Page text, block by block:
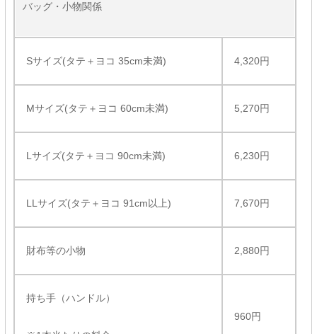
バッグ・小物関係
Sサイズ(タテ＋ヨコ 35cm未満) 4,320円
Mサイズ(タテ＋ヨコ 60cm未満) 5,270円
Lサイズ(タテ＋ヨコ 90cm未満) 6,230円
LLサイズ(タテ＋ヨコ 91cm以上) 7,670円
財布等の小物 2,880円
持ち手（ハンドル）
960円